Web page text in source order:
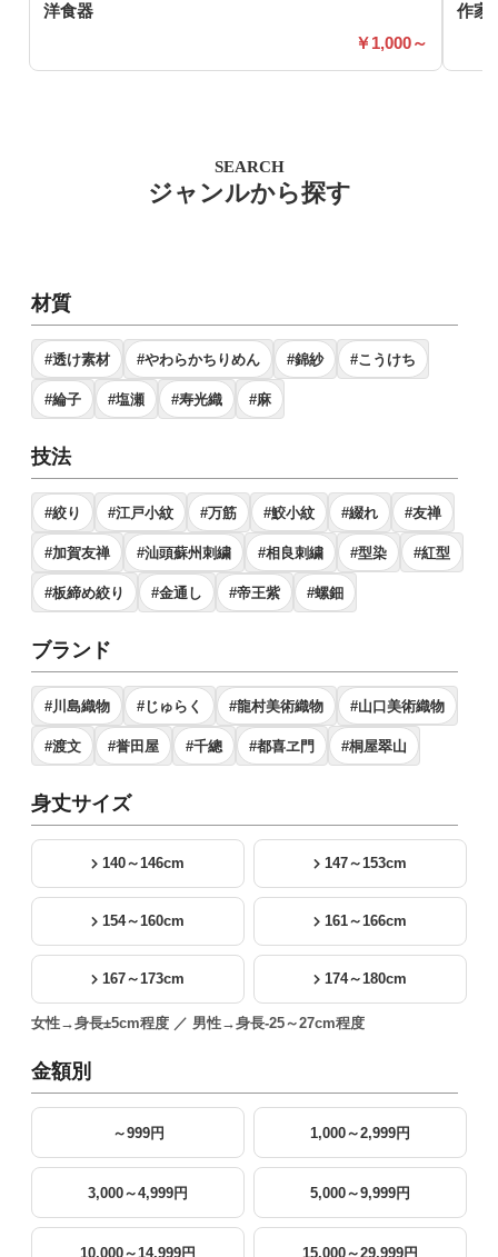
洋食器
1,000～
作家
SEARCH
ジャンルから探す
材質
#透け素材 #やわらかちりめん #錦紗 #こうけち
#綸子 #塩瀬 #寿光織 #麻
技法
#絞り #江戸小紋 #万筋 #鮫小紋 #綴れ #友禅
#加賀友禅 #汕頭蘇州刺繍 #相良刺繍 #型染 #紅型
#板締め絞り #金通し #帝王紫 #螺鈿
ブランド
#川島織物 #じゅらく #龍村美術織物 #山口美術織物
#渡文 #誉田屋 #千總 #都喜ヱ門 #桐屋翠山
身丈サイズ
140～146cm 147～153cm
154～160cm 161～166cm
167～173cm 174～180cm
女性→身長±5cm程度 ／ 男性→身長-25～27cm程度
金額別
～999円 1,000～2,999円
3,000～4,999円 5,000～9,999円
10,000～14,999円 15,000～29,999円